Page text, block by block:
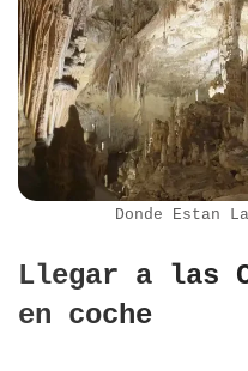
Donde Estan
Llegar a las
en coche